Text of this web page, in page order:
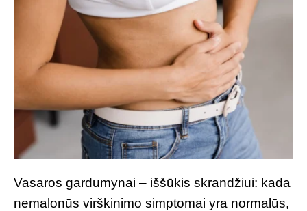
Vasaros gardumynai – iššūkis skrandžiui: kada
nemalonūs virškinimo simptomai yra normalūs,